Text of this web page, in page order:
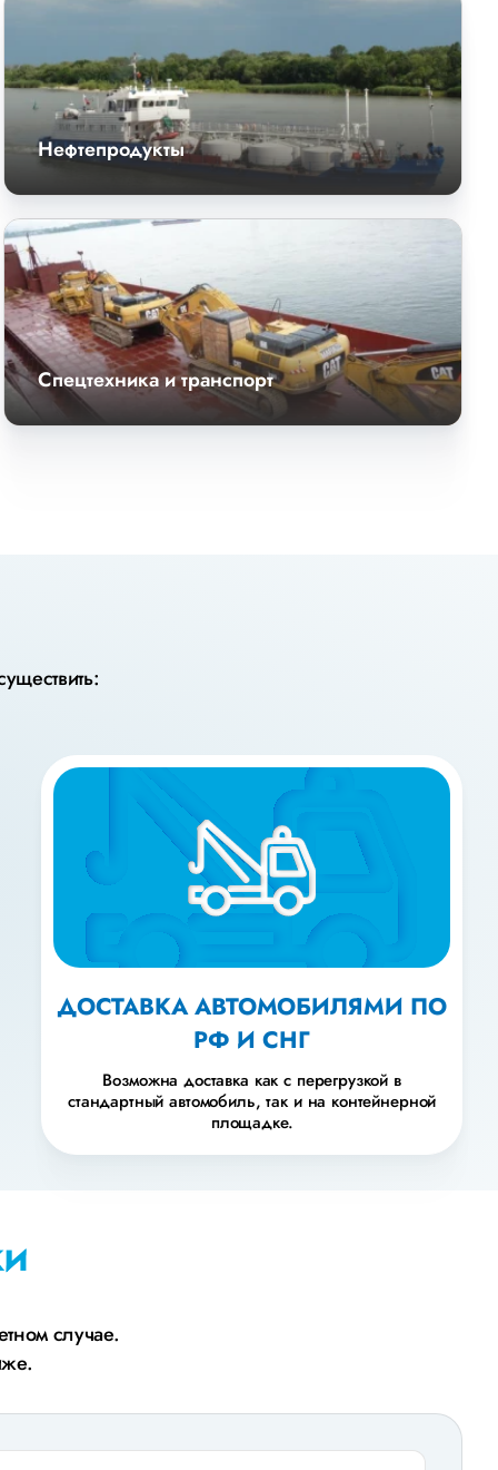
Нефтепродукты
Спецтехника и транспорт
ДОСТАВКА АВТОМОБИЛЯМИ ПО
РФ И СНГ
Возможна доставка как с перегрузкой в
стандартный автомобиль, так и на контейнерной
площадке.
случае.